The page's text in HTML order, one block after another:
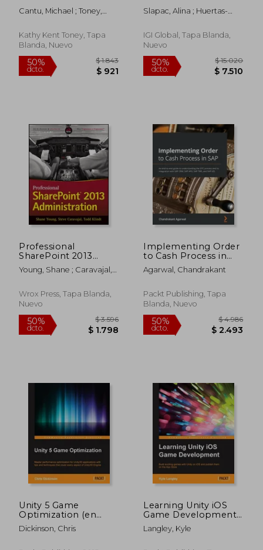
50%
dcto.
$ 6.436 40%
dcto.
50% $ 4.502 50%
Step-By-Step
Roadmap For Your
Inglés)
Cantu, Michael ; Toney,
Kathy Kent Toney, Tapa
Blanda, Nuevo
Learning Through
Virtual Exchange in
Education (en Inglés)
Slapac, Alina ; Huertas-
IGI Global, Tapa Blanda,
Nuevo
Professional
SharePoint 2013
Administration (en
Inglés)
Young, Shane ; Caravajal,
Wrox Press, Tapa Blanda,
Nuevo
Implementing Order
to Cash Process in
SAP: An end-to-end
guide to
OTC process and its
integration with SAP
TMS, an (en Inglés)
Agarwal, Chandrakant
Packt Publishing, Tapa
Blanda, Nuevo
Unity 5 Game
Optimization (en
Inglés)
Dickinson, Chris
Learning Unity iOS
Game Development
(en Inglés)
Langley, Kyle